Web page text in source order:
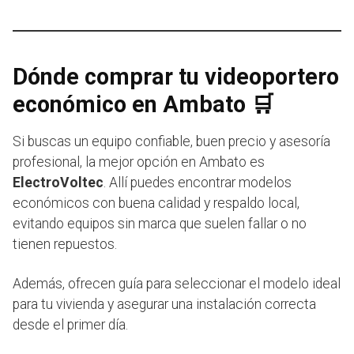
Dónde comprar tu videoportero
económico en Ambato 🛒
Si buscas un equipo confiable, buen precio y asesoría
profesional, la mejor opción en Ambato es
ElectroVoltec . Allí puedes encontrar modelos
económicos con buena calidad y respaldo local,
evitando equipos sin marca que suelen fallar o no
tienen repuestos.
Además, ofrecen guía para seleccionar el modelo ideal
para tu vivienda y asegurar una instalación correcta
desde el primer día.